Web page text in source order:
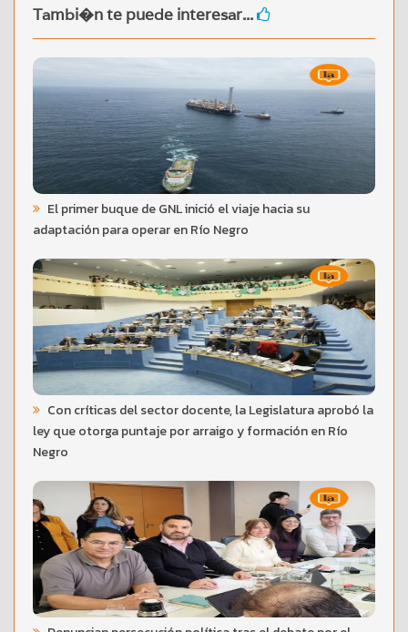
Tambi�n te puede interesar...
El primer buque de GNL inició el viaje hacia su
adaptación para operar en Río Negro
Con críticas del sector docente, la Legislatura aprobó la
ley que otorga puntaje por arraigo y formación en Río
Negro